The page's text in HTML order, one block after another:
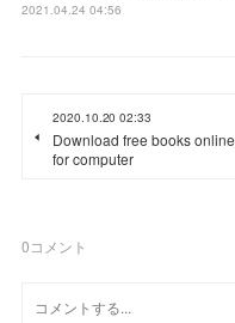
2021.04.24 04:56
2020.10.20 02:33
Download free books online
for computer
0コメント